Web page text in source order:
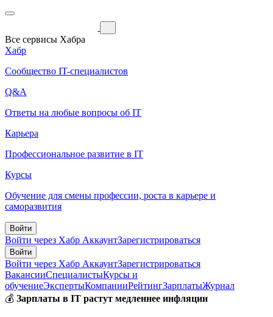
Все сервисы Хабра
Хабр
Сообщество IT-специалистов
Q&A
Ответы на любые вопросы об IT
Карьера
Профессиональное развитие в IT
Курсы
Обучение для смены профессии, роста в карьере и
саморазвития
Войти
Войти через Хабр АккаунтЗарегистрироваться
Войти
Войти через Хабр АккаунтЗарегистрироваться
ВакансииСпециалистыКурсы и
обучениеЭкспертыКомпанииРейтингЗарплатыЖурнал
💰 Зарплаты в IT растут медленнее инфляции